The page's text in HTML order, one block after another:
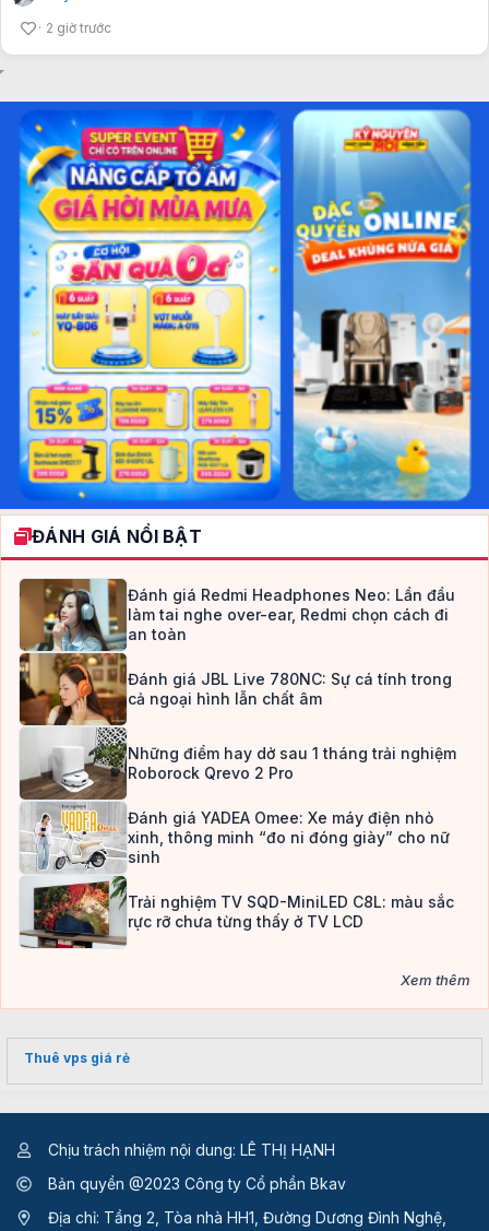
2 giờ trước
ĐÁNH GIÁ NỔI BẬT
Đánh giá Redmi Headphones Neo: Lần đầu
làm tai nghe over-ear, Redmi chọn cách đi
an toàn
Đánh giá JBL Live 780NC: Sự cá tính trong
cả ngoại hình lẫn chất âm
Những điểm hay dở sau 1 tháng trải nghiệm
Roborock Qrevo 2 Pro
Đánh giá YADEA Omee: Xe máy điện nhỏ
xinh, thông minh “đo ni đóng giày” cho nữ
sinh
Trải nghiệm TV SQD-MiniLED C8L: màu sắc
rực rỡ chưa từng thấy ở TV LCD
Xem thêm
Thuê vps giá rẻ
Chịu trách nhiệm nội dung: LÊ THỊ HẠNH
Bản quyền @2023 Công ty Cổ phần Bkav
Địa chỉ: Tầng 2, Tòa nhà HH1, Đường Dương Đình Nghệ,